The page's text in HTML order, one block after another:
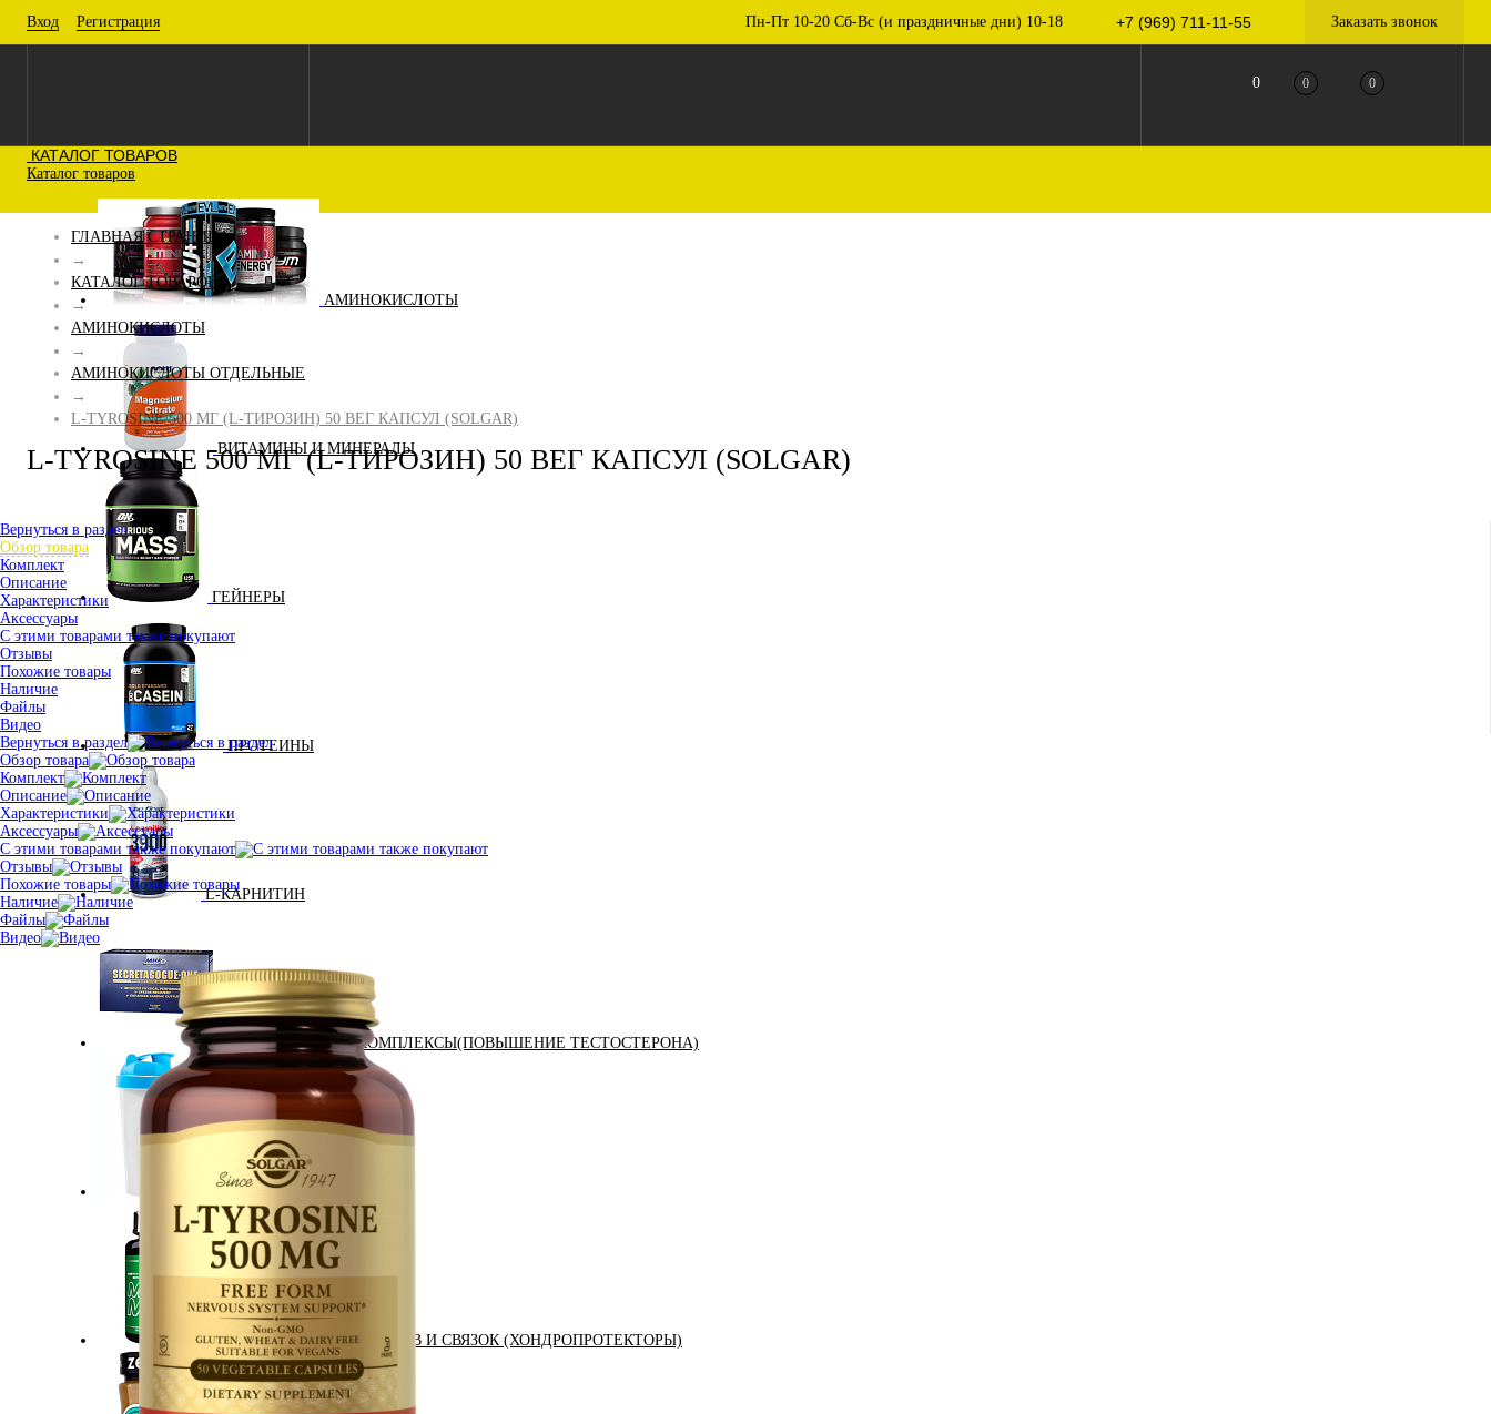
Вход Регистрация Пн-Пт 10-20 Сб-Вс (и праздничные дни) 10-18 +7 (969) 711-11-55 Заказать звонок
0 0 0
КАТАЛОГ ТОВАРОВ
Каталог товаров
АМИНОКИСЛОТЫ
ВИТАМИНЫ И МИНЕРАЛЫ
ГЕЙНЕРЫ
ПРОТЕИНЫ
L-КАРНИТИН
АНАБОЛИЧЕСКИЕ КОМПЛЕКСЫ(ПОВЫШЕНИЕ ТЕСТОСТЕРОНА)
АКСЕССУАРЫ
ДОБАВКИ ДЛЯ СУСТАВОВ И СВЯЗОК (ХОНДРОПРОТЕКТОРЫ)
ГЛАВНАЯ СТРАНИЦА
→
КАТАЛОГ ТОВАРОВ
→
АМИНОКИСЛОТЫ
→
АМИНОКИСЛОТЫ ОТДЕЛЬНЫЕ
→
L-TYROSINE 500 МГ (L-ТИРОЗИН) 50 ВЕГ КАПСУЛ (SOLGAR)
L-TYROSINE 500 МГ (L-ТИРОЗИН) 50 ВЕГ КАПСУЛ (SOLGAR)
Вернуться в раздел
Обзор товара
Комплект
Описание
Характеристики
Аксессуары
С этими товарами также покупают
Отзывы
Похожие товары
Наличие
Файлы
Видео
Вернуться в раздел
Обзор товара
Комплект
Описание
Характеристики
Аксессуары
С этими товарами также покупают
Отзывы
Похожие товары
Наличие
Файлы
Видео